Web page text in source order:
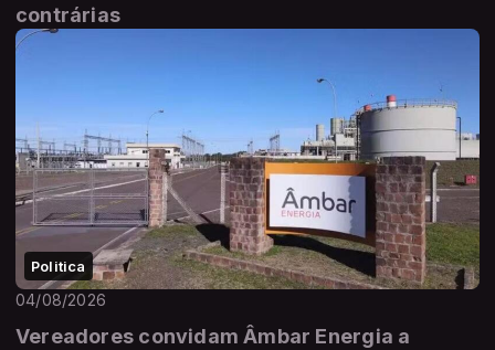
contrárias
Politica
04/08/2026
Vereadores convidam Âmbar Energia a